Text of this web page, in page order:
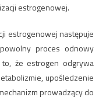
estrogenowej.
estrogenowej następuje
proces odnowy
to, że estrogen odgrywa
upośledzenie
prowadzący do